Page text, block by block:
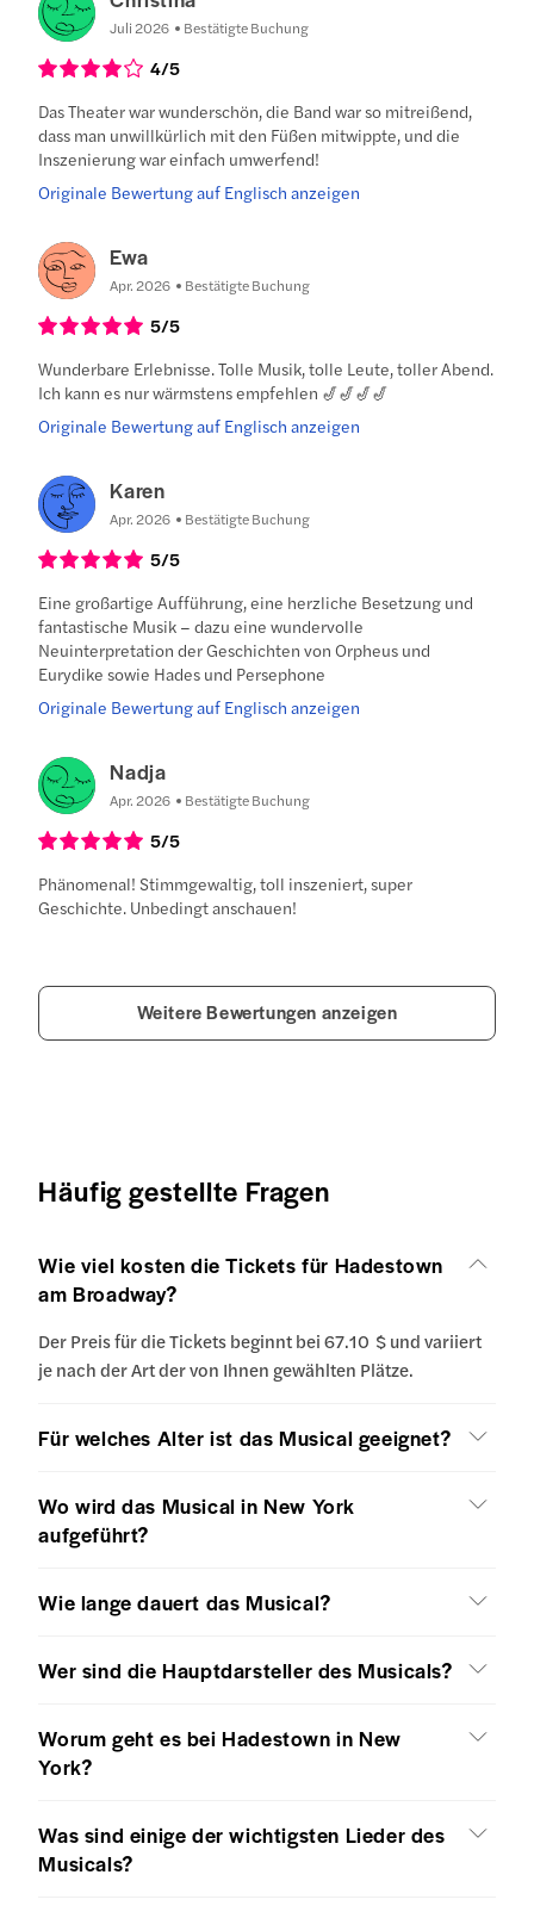
Juli 2026 Bestätigte Buchung
4/5
Das Theater war wunderschön, die Band war so mitreißend,
dass man unwillkürlich mit den Füßen mitwippte, und die
Inszenierung war einfach umwerfend!
Originale Bewertung auf Englisch anzeigen
Ewa
Apr. 2026 Bestätigte Buchung
5/5
Wunderbare Erlebnisse. Tolle Musik, tolle Leute, toller Abend.
Ich kann es nur wärmstens empfehlen 🎷🎷🎷🎷
Originale Bewertung auf Englisch anzeigen
Karen
Apr. 2026 Bestätigte Buchung
5/5
Eine großartige Aufführung, eine herzliche Besetzung und
fantastische Musik – dazu eine wundervolle
Neuinterpretation der Geschichten von Orpheus und
Eurydike sowie Hades und Persephone
Originale Bewertung auf Englisch anzeigen
Nadja
Apr. 2026 Bestätigte Buchung
5/5
Phänomenal! Stimmgewaltig, toll inszeniert, super
Geschichte. Unbedingt anschauen!
Weitere Bewertungen anzeigen
Häufig gestellte Fragen
Wie viel kosten die Tickets für Hadestown
am Broadway?
Der Preis für die Tickets beginnt bei 67.10 $ und variiert
je nach der Art der von Ihnen gewählten Plätze.
Für welches Alter ist das Musical geeignet?
Wo wird das Musical in New York
aufgeführt?
Wie lange dauert das Musical?
Wer sind die Hauptdarsteller des Musicals?
Worum geht es bei Hadestown in New
York?
Was sind einige der wichtigsten Lieder des
Musicals?